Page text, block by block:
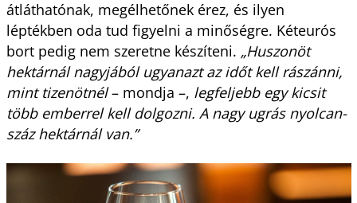
átláthatónak, megélhetőnek érez, és ilyen
léptékben oda tud figyelni a minőségre. Kéteurós
bort pedig nem szeretne készíteni. „Huszonöt
hektárnál nagyjából ugyanazt az időt kell rászánni,
mint tizenötnél– mondja –, legfeljebb egy kicsit
több emberrel kell dolgozni. A nagy ugrás nyolcan-
száz hektárnál van.”